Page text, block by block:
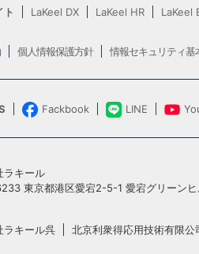
ト
LaKeel DX LaKeel HR LaKeel
個人情報保護方針 情報セキュリティ基
Fackbook LINE
ラキール
東京都港区愛宕2-5-1 愛宕グリーン
ラキール呉
北京利衆得応用技術有限公